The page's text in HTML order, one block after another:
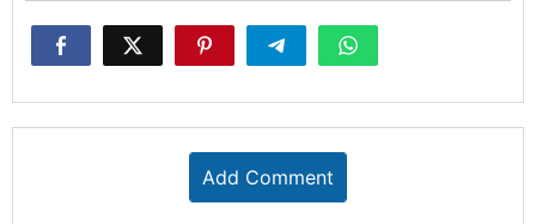
Add Comment